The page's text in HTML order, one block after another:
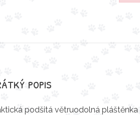
popis
podšitá větruodolná pláštěnka